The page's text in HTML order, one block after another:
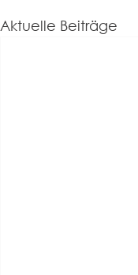
Aktuelle Beiträge